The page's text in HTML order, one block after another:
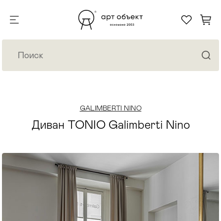
GALIMBERTI NINO
Диван TONIO Galimberti Nino